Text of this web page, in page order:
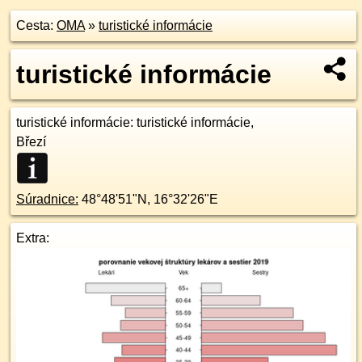
Cesta: OMA» turistické informácie
turistické informácie
turistické informácie: turistické informácie,
Březí
Súradnice: 48°48'51"N , 16°32'26"E
Extra: